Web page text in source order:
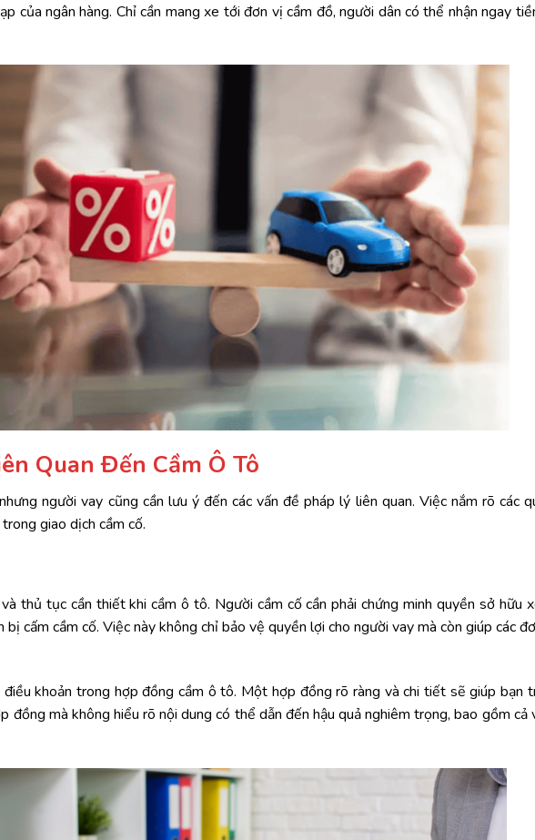
của ngân hàng. Chỉ cần mang xe tới đơn vị cầm đồ, người dân có thể nhận ngay
Quan Đến Cầm Ô Tô
người vay cũng cần lưu ý đến các vấn đề pháp lý liên quan. Việc nắm rõ các
giao dịch cầm cố.
thủ tục cần thiết khi cầm ô tô. Người cầm cố cần phải chứng minh quyền sở hữu
cấm cầm cố. Việc này không chỉ bảo vệ quyền lợi cho người vay mà còn giúp các
khoản trong hợp đồng cầm ô tô. Một hợp đồng rõ ràng và chi tiết sẽ giúp bạn
mà không hiểu rõ nội dung có thể dẫn đến hậu quả nghiêm trọng, bao gồm cả